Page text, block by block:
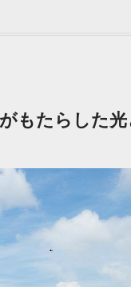
もたらした光